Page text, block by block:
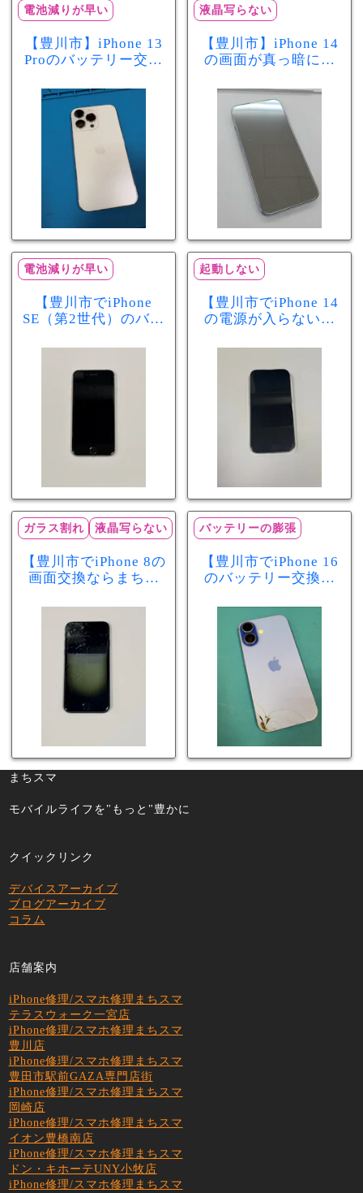
電池減りが早い
【豊川市】iPhone 13
Proのバッテリー交換
が早い症状も当日90
分で改善
液晶写らない
【豊川市】iPhone 14
の画面が真っ暗に…
修理！データそのま
まで復旧しました
電池減りが早い
【豊川市でiPhone
SE（第2世代）のバッ
スマ豊川店】電池の
減りが早い症状も当
起動しない
【豊川市でiPhone 14
の電源が入らない修
店】バッテリー交換
で復旧するケースも
あります！
ガラス割れ 液晶写らない
【豊川市でiPhone 8の
画面交換ならまちス
れ・液晶不良も当日
60分で修理可能！
バッテリーの膨張
【豊川市でiPhone 16
のバッテリー交換な
少し膨張したバッテ
リーも当日90分で安
心修理！
まちスマ
モバイルライフを"もっと"豊かに
クイックリンク
デバイスアーカイブ
ブログアーカイブ
コラム
店舗案内
iPhone修理/スマホ修理まちスマ
テラスウォーク一宮店
iPhone修理/スマホ修理まちスマ
豊川店
iPhone修理/スマホ修理まちスマ
豊田市駅前GAZA専門店街
iPhone修理/スマホ修理まちスマ
岡崎店
iPhone修理/スマホ修理まちスマ
イオン豊橋南店
iPhone修理/スマホ修理まちスマ
ドン・キホーテUNY小牧店
iPhone修理/スマホ修理まちスマ